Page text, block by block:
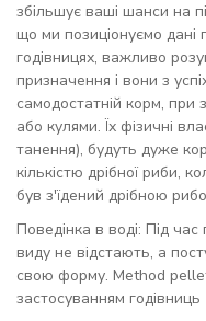
збільшує ваші шанси на
що ми позиціонуємо дані
годівницях, важливо
призначення і вони з
самодостатній корм, при
або кулями. Їх фізичні
танення), будуть дуже
кількістю дрібної риби,
був з'їдений дрібною
Поведінка в воді: Під
виду не відстають, а
свою форму. Method
застосуванням